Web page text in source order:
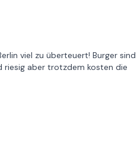
viel zu überteuert! Burger sind
riesig aber trotzdem kosten die